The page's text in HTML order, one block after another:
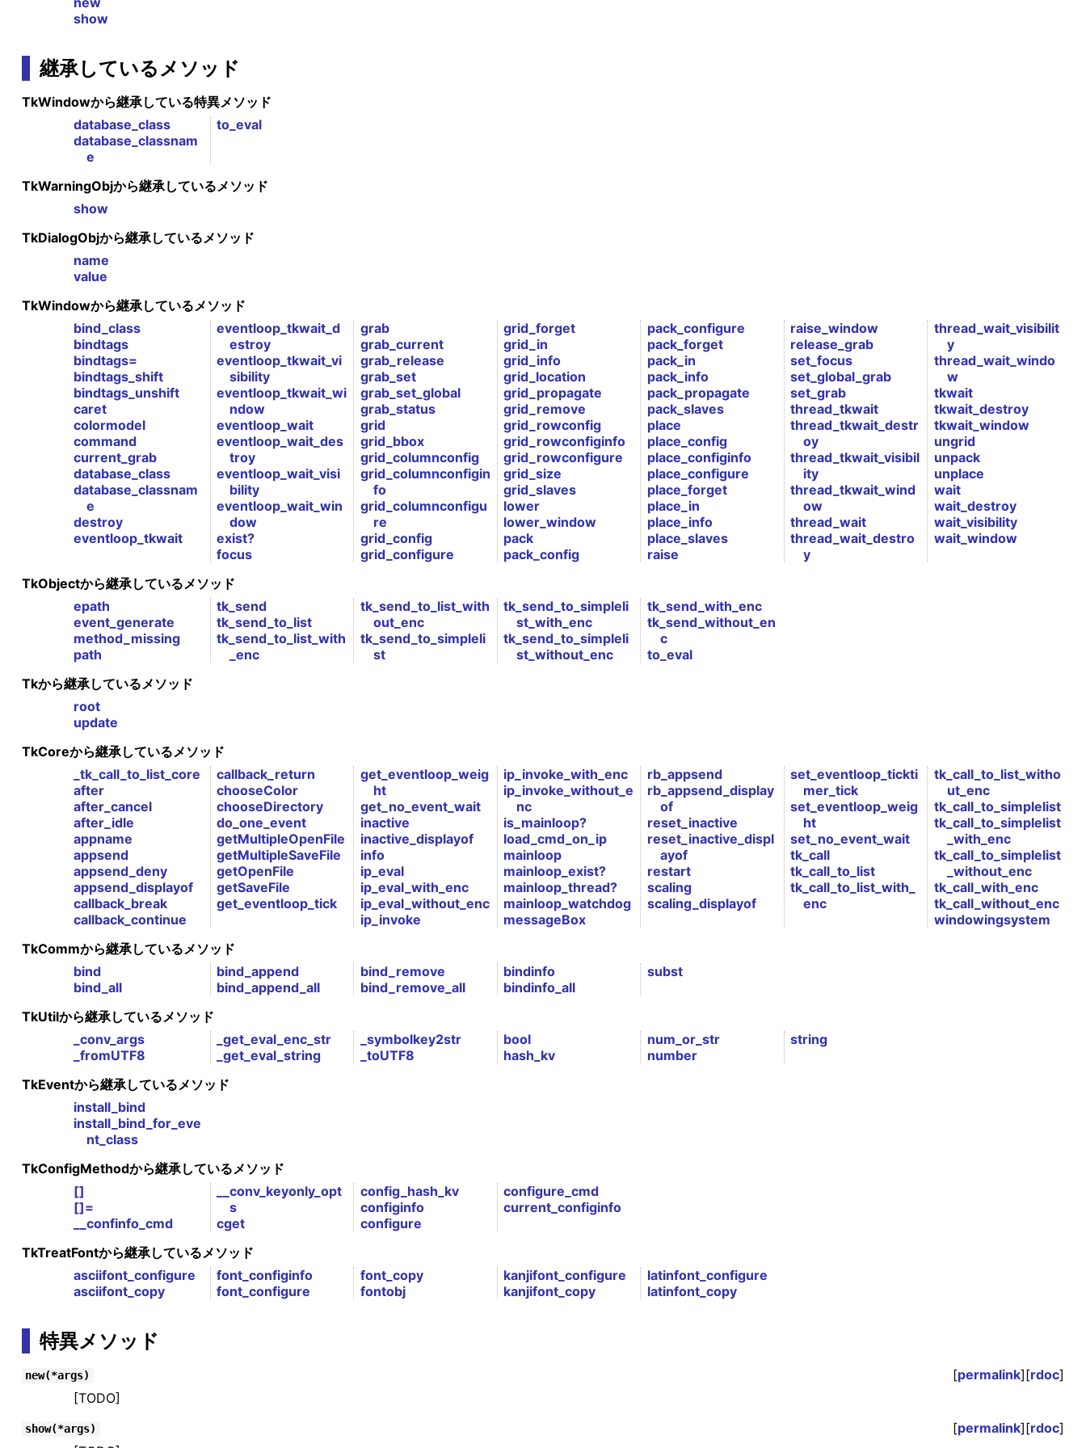
show
継承しているメソッド
TkWindowから継承している特異メソッド
database_class
database_classnam
e
to_eval
TkWarningObjから継承しているメソッド
show
TkDialogObjから継承しているメソッド
name
value
TkWindowから継承しているメソッド
bind_class
bindtags
bindtags=
bindtags_shift
bindtags_unshift
caret
colormodel
command
current_grab
database_class
database_classnam
e
destroy
eventloop_tkwait
eventloop_tkwait_d
estroy
eventloop_tkwait_vi
sibility
eventloop_tkwait_wi
ndow
eventloop_wait
eventloop_wait_des
troy
eventloop_wait_visi
bility
eventloop_wait_win
dow
exist?
focus
grab
grab_current
grab_release
grab_set
grab_set_global
grab_status
grid
grid_bbox
grid_columnconfig
grid_columnconfigin
fo
grid_columnconfigu
re
grid_config
grid_configure
grid_forget
grid_in
grid_info
grid_location
grid_propagate
grid_remove
grid_rowconfig
grid_rowconfiginfo
grid_rowconfigure
grid_size
grid_slaves
lower
lower_window
pack
pack_config
pack_configure
pack_forget
pack_in
pack_info
pack_propagate
pack_slaves
place
place_config
place_configinfo
place_configure
place_forget
place_in
place_info
place_slaves
raise
raise_window
release_grab
set_focus
set_global_grab
set_grab
thread_tkwait
thread_tkwait_destr
oy
thread_tkwait_visibil
ity
thread_tkwait_wind
ow
thread_wait
thread_wait_destro
y
thread_wait_visibilit
y
thread_wait_windo
w
tkwait
tkwait_destroy
tkwait_window
ungrid
unpack
unplace
wait
wait_destroy
wait_visibility
wait_window
TkObjectから継承しているメソッド
epath
event_generate
method_missing
path
tk_send
tk_send_to_list
tk_send_to_list_with
_enc
tk_send_to_list_with
out_enc
tk_send_to_simpleli
st
tk_send_to_simpleli
st_with_enc
tk_send_to_simpleli
st_without_enc
tk_send_with_enc
tk_send_without_en
c
to_eval
Tkから継承しているメソッド
root
update
TkCoreから継承しているメソッド
_tk_call_to_list_core
after
after_cancel
after_idle
appname
appsend
appsend_deny
appsend_displayof
callback_break
callback_continue
callback_return
chooseColor
chooseDirectory
do_one_event
getMultipleOpenFile
getMultipleSaveFile
getOpenFile
getSaveFile
get_eventloop_tick
get_eventloop_weig
ht
get_no_event_wait
inactive
inactive_displayof
info
ip_eval
ip_eval_with_enc
ip_eval_without_enc
ip_invoke
ip_invoke_with_enc
ip_invoke_without_e
nc
is_mainloop?
load_cmd_on_ip
mainloop
mainloop_exist?
mainloop_thread?
mainloop_watchdog
messageBox
rb_appsend
rb_appsend_display
of
reset_inactive
reset_inactive_displ
ayof
restart
scaling
scaling_displayof
set_eventloop_tickti
mer_tick
set_eventloop_weig
ht
set_no_event_wait
tk_call
tk_call_to_list
tk_call_to_list_with_
enc
tk_call_to_list_witho
ut_enc
tk_call_to_simplelist
tk_call_to_simplelist
_with_enc
tk_call_to_simplelist
_without_enc
tk_call_with_enc
tk_call_without_enc
windowingsystem
TkCommから継承しているメソッド
bind
bind_all
bind_append
bind_append_all
bind_remove
bind_remove_all
bindinfo
bindinfo_all
subst
TkUtilから継承しているメソッド
_conv_args
_fromUTF8
_get_eval_enc_str
_get_eval_string
_symbolkey2str
_toUTF8
bool
hash_kv
num_or_str
number
string
TkEventから継承しているメソッド
install_bind
install_bind_for_eve
nt_class
TkConfigMethodから継承しているメソッド
[]
[]=
__confinfo_cmd
__conv_keyonly_opt
s
cget
config_hash_kv
configinfo
configure
configure_cmd
current_configinfo
TkTreatFontから継承しているメソッド
asciifont_configure
asciifont_copy
font_configinfo
font_configure
font_copy
fontobj
kanjifont_configure
kanjifont_copy
latinfont_configure
latinfont_copy
特異メソッド
new(*args) [permalink][rdoc]
[TODO]
show(*args) [permalink][rdoc]